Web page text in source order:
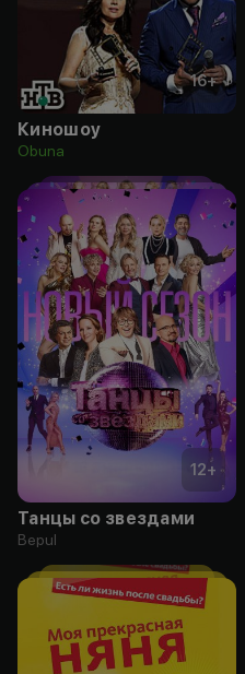
16+
Киношоу
Obuna
12+
Танцы со звездами
Bepul